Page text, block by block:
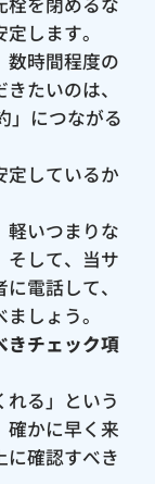
します。
数時間程度の
たいのは、
」につながる
定しているか
軽いつまりな
そして、当サ
電話して、
しょう。
きチェック項
る」という
確かに早く来
に確認すべき